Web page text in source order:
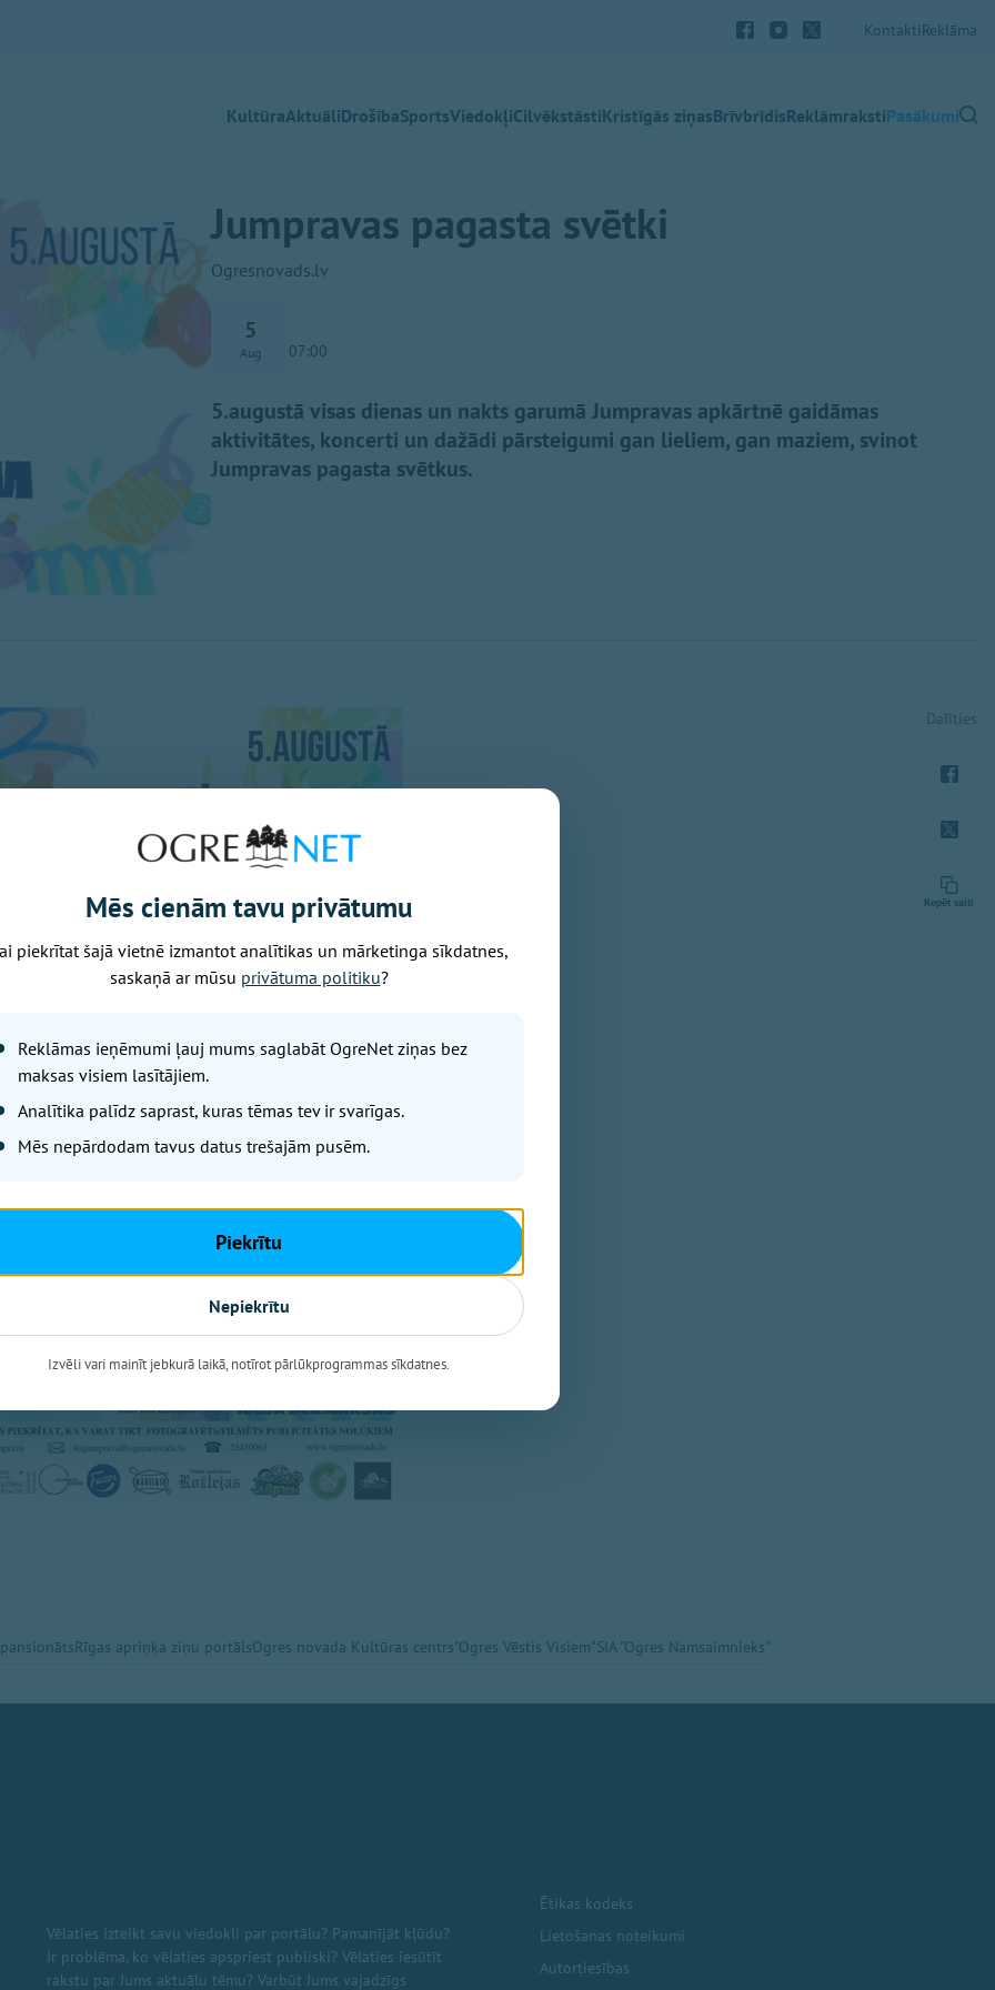
KontaktiReklāma
KultūraAktuāliDrošībaSportsViedokļiCilvēkstāstiKristīgās ziņasBrīvbrīdisReklāmrakstiPasākumi
Jumpravas pagasta svētki
Ogresnovads.lv
5
Aug 07:00
5.augustā visas dienas un nakts garumā Jumpravas apkārtnē gaidāmas
aktivitātes, koncerti un dažādi pārsteigumi gan lieliem, gan maziem, svinot
Jumpravas pagasta svētkus.
Dalīties
Kopēt saiti
Rīgas apriņķa ziņu portālsOgres novada Kultūras centrs"Ogres Vēstis Visiem"SIA "Ogres Namsaimnieks"
Vēlaties izteikt savu viedokli par portālu? Pamanījāt kļūdu?
Ir problēma, ko vēlaties apspriest publiski? Vēlaties iesūtīt
rakstu par Jums aktuālu tēmu? Varbūt Jums vajadzīgs
Ētikas kodeks
Lietošanas noteikumi
Autortiesības
Mēs cienām tavu privātumu
piekrītat šajā vietnē izmantot analītikas un mārketinga sīkdatnes,
saskaņā ar mūsu privātuma politiku?
Reklāmas ieņēmumi ļauj mums saglabāt OgreNet ziņas bez
maksas visiem lasītājiem.
Analītika palīdz saprast, kuras tēmas tev ir svarīgas.
Mēs nepārdodam tavus datus trešajām pusēm.
Piekrītu
Nepiekrītu
Izvēli vari mainīt jebkurā laikā, notīrot pārlūkprogrammas sīkdatnes.